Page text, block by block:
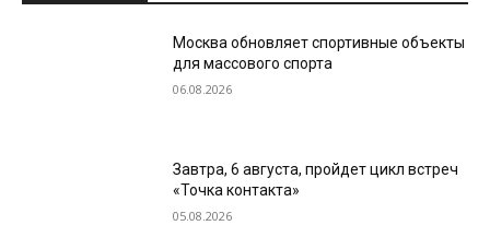
Москва обновляет спортивные объекты
для массового спорта
06.08.2026
Завтра, 6 августа, пройдет цикл встреч
«Точка контакта»
05.08.2026